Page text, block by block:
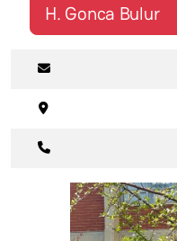
H. Gonca Bulur